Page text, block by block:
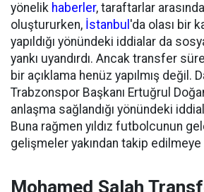
yönelik haberler, taraftarlar
oluştururken, İstanbul 'da olası bir
yapıldığı yönündeki iddialar da
yankı uyandırdı. Ancak transfer
bir açıklama henüz yapılmış değil.
Trabzonspor Başkanı Ertuğrul
anlaşma sağlandığı yönündeki
Buna rağmen yıldız futbolcunun
gelişmeler yakından takip
Mohamed Salah